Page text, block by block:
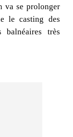
va se prolonger
le casting des
balnéaires très